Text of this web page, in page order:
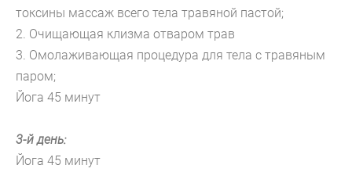
токсины массаж всего тела травяной пастой;
2. Очищающая клизма отваром трав
3. Омолаживающая процедура для тела с травяным
паром;
Йога 45 минут
3-й день:
Йога 45 минут